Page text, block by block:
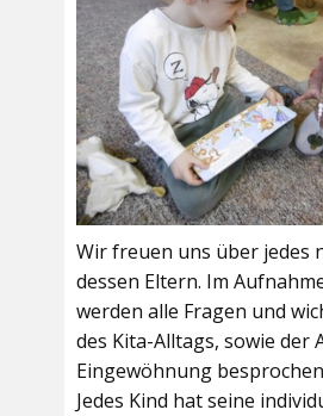
Wir freuen uns über jedes
dessen Eltern. Im
werden alle Fragen und
des Kita-Alltags, sowie der
Eingewöhnung
Jedes Kind hat seine